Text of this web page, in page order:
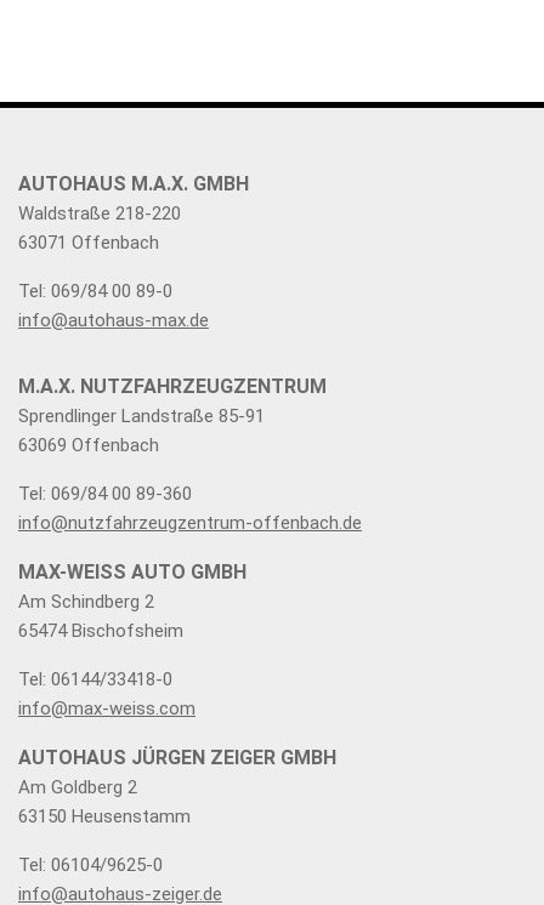
AUTOHAUS M.A.X. GMBH
Waldstraße 218-220
63071 Offenbach
Tel: 069/84 00 89-0
info@autohaus-max.de
M.A.X. NUTZFAHRZEUGZENTRUM
Sprendlinger Landstraße 85-91
63069 Offenbach
Tel: 069/84 00 89-360
info@nutzfahrzeugzentrum-offenbach.de
MAX-WEISS AUTO GMBH
Am Schindberg 2
65474 Bischofsheim
Tel: 06144/33418-0
info@max-weiss.com
AUTOHAUS JÜRGEN ZEIGER GMBH
Am Goldberg 2
63150 Heusenstamm
Tel: 06104/9625-0
info@autohaus-zeiger.de